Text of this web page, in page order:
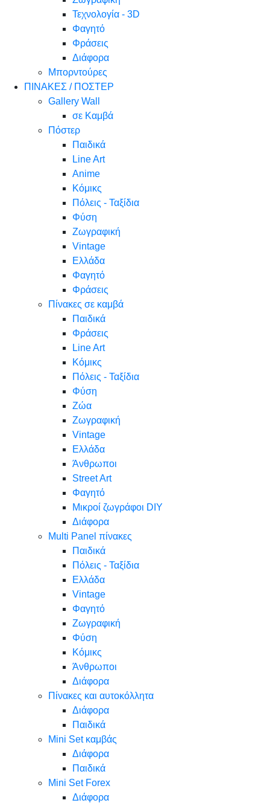
Τεχνολογία - 3D
Φαγητό
Φράσεις
Διάφορα
Μπορντούρες
ΠΙΝΑΚΕΣ / ΠΟΣΤΕΡ
Gallery Wall
σε Καμβά
Πόστερ
Παιδικά
Line Art
Anime
Κόμικς
Πόλεις - Ταξίδια
Φύση
Ζωγραφική
Vintage
Ελλάδα
Φαγητό
Φράσεις
Πίνακες σε καμβά
Παιδικά
Φράσεις
Line Art
Κόμικς
Πόλεις - Ταξίδια
Φύση
Ζώα
Ζωγραφική
Vintage
Ελλάδα
Άνθρωποι
Street Art
Φαγητό
Μικροί ζωγράφοι DIY
Διάφορα
Multi Panel πίνακες
Παιδικά
Πόλεις - Ταξίδια
Ελλάδα
Vintage
Φαγητό
Ζωγραφική
Φύση
Κόμικς
Άνθρωποι
Διάφορα
Πίνακες και αυτοκόλλητα
Διάφορα
Παιδικά
Mini Set καμβάς
Διάφορα
Παιδικά
Mini Set Forex
Διάφορα